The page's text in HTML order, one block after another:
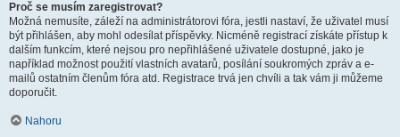
Proč se musím zaregistrovat?
Možná nemusíte, záleží na administrátorovi fóra, jestli nastaví, že uživatel musí
být přihlášen, aby mohl odesílat příspěvky. Nicméně registrací získáte přístup k
dalším funkcím, které nejsou pro nepřihlášené uživatele dostupné, jako je
například možnost použití vlastních avatarů, posílání soukromých zpráv a e-
mailů ostatním členům fóra atd. Registrace trvá jen chvíli a tak vám ji můžeme
doporučit.
Nahoru